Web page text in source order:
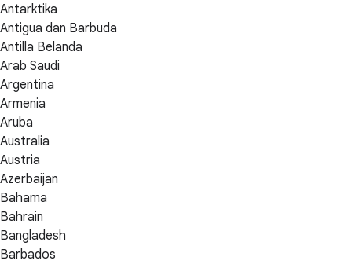
Antarktika
Antigua dan Barbuda
Antilla Belanda
Arab Saudi
Argentina
Armenia
Aruba
Australia
Austria
Azerbaijan
Bahama
Bahrain
Bangladesh
Barbados